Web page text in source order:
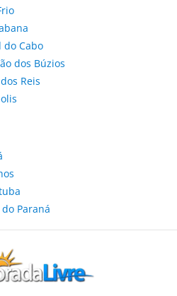
do Cabo
dos Búzios
Reis
Paraná